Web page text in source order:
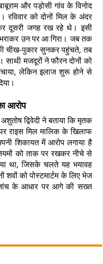
और पड़ोसी गांव के विनोद
को दोनों मिल के अंदर
दूसरी जगह रख रहे थे। इसी
उन पर आ गिरा। जब तक
चीख-पुकार सुनकर पहुंचते, तब
मजदूरों ने फौरन दोनों को
लेकिन इलाज शुरू होने से
आरोप
द्विवेदी ने बताया कि मृतक
राइस मिल मालिक के खिलाफ
शिकायत में आरोप लगाया है
को ताक पर रखकर नीचे से
था, जिसके चलते यह भयावह
शवों को पोस्टमार्टम के लिए भेज
जांच के आधार पर आगे की सख्त